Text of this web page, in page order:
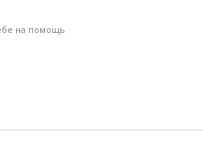
на помощь